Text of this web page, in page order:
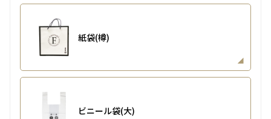
紙袋(樽)
ビニール袋(大)